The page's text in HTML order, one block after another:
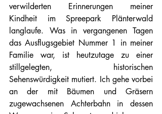
verwilderten Erinnerungen meiner
Kindheit im Spreepark Plänterwald
langlaufe. Was in vergangenen Tagen
das Ausflugsgebiet Nummer 1 in meiner
Familie war, ist heutzutage zu einer
stillgelegten, historischen
Sehenswürdigkeit mutiert. Ich gehe vorbei
an der mit Bäumen und Gräsern
zugewachsenen Achterbahn in dessen